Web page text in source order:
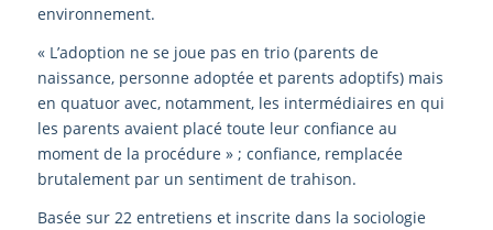
environnement.
« L’adoption ne se joue pas en trio (parents de
naissance, personne adoptée et parents adoptifs) mais
en quatuor avec, notamment, les intermédiaires en qui
les parents avaient placé toute leur confiance au
moment de la procédure » ; confiance, remplacée
brutalement par un sentiment de trahison.
Basée sur 22 entretiens et inscrite dans la sociologie